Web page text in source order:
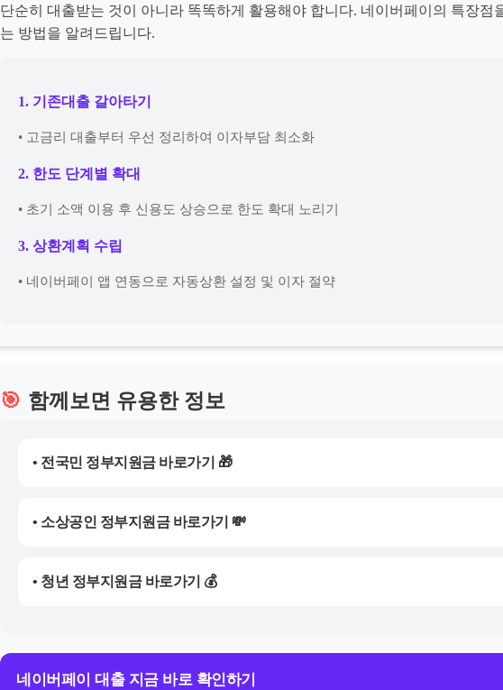
단순히 대출받는 것이 아니라 똑똑하게 활용해야 합니다. 네이버페이의 특장점
는 방법을 알려드립니다.
1. 기존대출 갈아타기
• 고금리 대출부터 우선 정리하여 이자부담 최소화
2. 한도 단계별 확대
• 초기 소액 이용 후 신용도 상승으로 한도 확대 노리기
3. 상환계획 수립
• 네이버페이 앱 연동으로 자동상환 설정 및 이자 절약
🎯 함께보면 유용한 정보
• 전국민 정부지원금 바로가기 🎁
• 소상공인 정부지원금 바로가기 💸
• 청년 정부지원금 바로가기 💰
네이버페이 대출 지금 바로 확인하기